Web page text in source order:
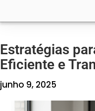
Estratégias
Eficiente e
junho 9, 2025